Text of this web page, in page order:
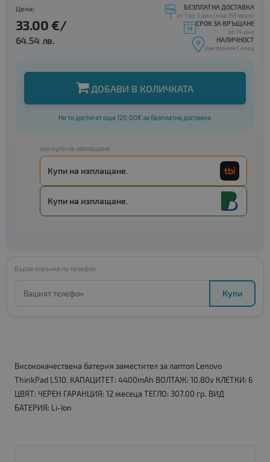
Цена:
33.00 €/
64.54 лв.
БЕЗПЛАТНА ДОСТАВКА
от 1 до 3 дни (над 153 евро)
СРОК ЗА ВРЪЩАНЕ
до 14 дни
НАЛИЧНОСТ
Централен Склад
ДОБАВИ В КОЛИЧКАТА
Не ти достигат още 120.00€ за безплатна доставка
или купи на изплащане:
Купи на изплащане.
Купи на изплащане.
Бърза поръчка по телефон:
Купи
Висококачествена батерия заместител за лаптоп Lenovo
ThinkPad L510. КАПАЦИТЕТ: 4400mAh ВОЛТАЖ: 10.80v КЛЕТКИ: 6
ЦВЯТ: ЧЕРЕН ГАРАНЦИЯ: 12 месеца ТЕГЛО: 307.00 гр. ВИД
БАТЕРИЯ: Li-Ion